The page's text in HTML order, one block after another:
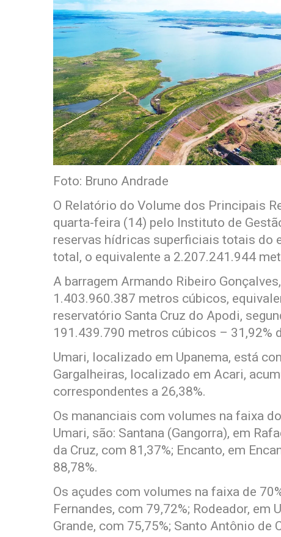
Foto: Bruno Andrade
O Relatório do Volume dos Principais
quarta-feira (14) pelo Instituto de
reservas hídricas superficiais totais do
total, o equivalente a 2.207.241.944
A barragem Armando Ribeiro
1.403.960.387 metros cúbicos,
reservatório Santa Cruz do Apodi,
191.439.790 metros cúbicos – 31,92%
Umari, localizado em Upanema, está
Gargalheiras, localizado em Acari,
correspondentes a 26,38%.
Os mananciais com volumes na faixa
Umari, são: Santana (Gangorra), em
da Cruz, com 81,37%; Encanto, em
88,78%.
Os açudes com volumes na faixa de
Fernandes, com 79,72%; Rodeador, em
Grande, com 75,75%; Santo Antônio de